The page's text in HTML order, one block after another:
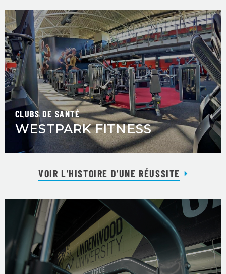
CLUBS DE SANTÉ
WESTPARK FITNESS
VOIR L'HISTOIRE D'UNE RÉUSSITE